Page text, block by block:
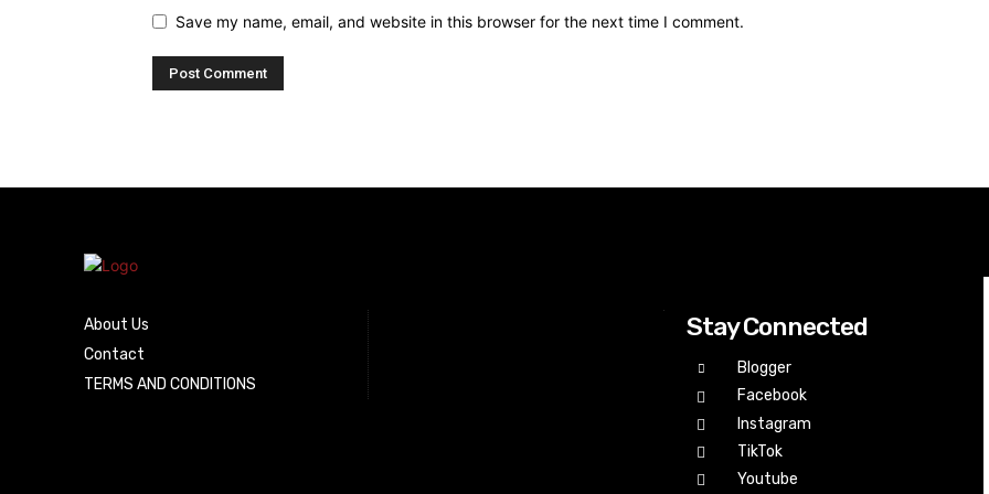
Save my name, email, and website in this browser for the next time I comment.
About Us
Contact
TERMS AND CONDITIONS
Stay Connected
Blogger
Facebook
Instagram
TikTok
Youtube